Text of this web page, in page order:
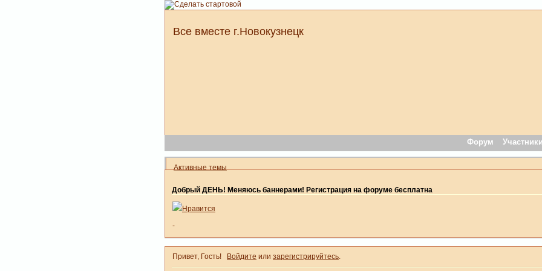
Все вместе г.Новокузнецк
Форум Участники
Активные темы
Добрый ДЕНЬ! Меняюсь баннерами! Регистрация на форуме бесплатна
Нравится
-
Привет, Гость! Войдите или зарегистрируйтесь.